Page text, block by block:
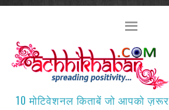
10 मोटिवेशनल किताबें जो आपको ज़रूर